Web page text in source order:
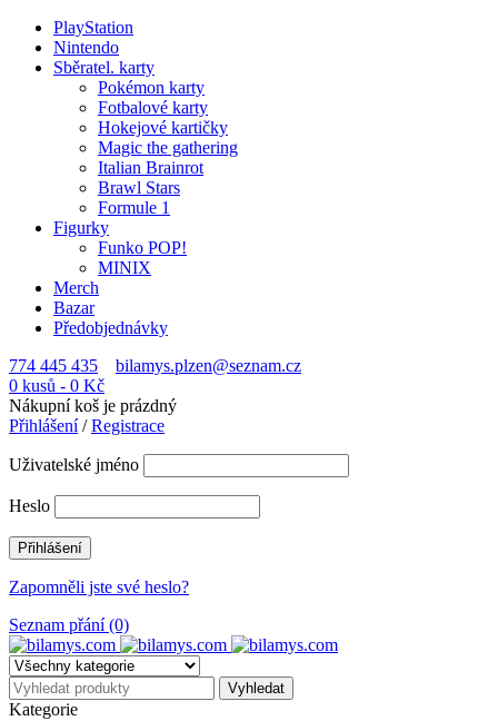
PlayStation
Nintendo
Sběratel. karty
Pokémon karty
Fotbalové karty
Hokejové kartičky
Magic the gathering
Italian Brainrot
Brawl Stars
Formule 1
Figurky
Funko POP!
MINIX
Merch
Bazar
Předobjednávky
774 445 435
bilamys.plzen@seznam.cz
0 kusů - 0 Kč
Nákupní koš je prázdný
Přihlášení/Registrace
Uživatelské jméno
Heslo
Zapomněli jste své heslo?
Seznam přání (0)
Kategorie